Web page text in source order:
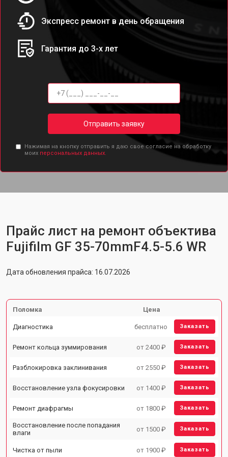
Экспресс ремонт в день обращения
Гарантия до 3-х лет
Отправить заявку
Нажимая на кнопку отправить я даю свое согласие на обработку
моих персональных данных.
Прайс лист на ремонт объектива
Fujifilm GF 35-70mmF4.5-5.6 WR
Дата обновления прайса: 16.07.2026
Поломка Цена
Диагностика бесплатно Заказать
Ремонт кольца зуммирования от 2400 ₽ Заказать
Разблокировка заклинивания от 2550 ₽ Заказать
Восстановление узла фокусировки от 1400 ₽ Заказать
Ремонт диафрагмы от 1800 ₽ Заказать
Восстановление после попадания
влаги
от 1500 ₽ Заказать
Чистка от пыли от 1900 ₽ Заказать